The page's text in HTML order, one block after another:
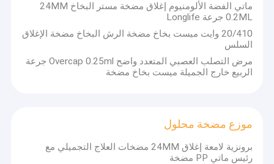
ماتي الفضة الألومنيوم إغلاق مضخة مستر البخاخ 24MM
0.2ML جرعة Longlife
20/410 وايت ميست بخاخ مضخة الرش البخاخ مضخة الإغلاق
السلس
مرض التصلب العصبي المتعدد واضح Overcap 0.25ml جرعة
الربيع خارج الجميلة ميست بخاخ مضخة
موزع مضخة محلول
برونزية لامعة إغلاق 24MM مضخات العلاج التجميلي مع
رئيس ماتي PP مضخة